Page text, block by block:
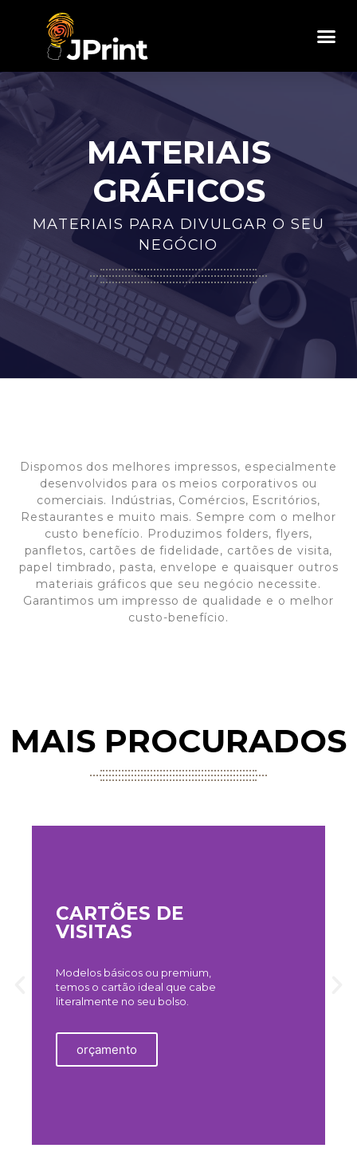
Materiais Gráficos
MATERIAIS
GRÁFICOS
MATERIAIS PARA DIVULGAR O SEU
NEGÓCIO
Dispomos dos melhores impressos, especialmente
desenvolvidos para os meios corporativos ou
comerciais. Indústrias, Comércios, Escritórios,
Restaurantes e muito mais. Sempre com o melhor
custo benefício. Produzimos folders, flyers,
panfletos, cartões de fidelidade, cartões de visita,
papel timbrado, pasta, envelope e quaisquer outros
materiais gráficos que seu negócio necessite.
Garantimos um impresso de qualidade e o melhor
custo-benefício.
MAIS PROCURADOS
CARTÕES DE
VISITAS
Modelos básicos ou premium,
temos o cartão ideal que cabe
literalmente no seu bolso.
orçamento